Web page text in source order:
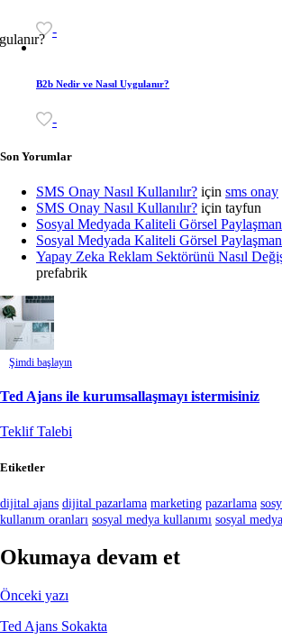
-
B2b Nedir ve Nasıl Uygulanır?
-
Son Yorumlar
SMS Onay Nasıl Kullanılır? için sms onay
SMS Onay Nasıl Kullanılır? için tayfun
Sosyal Medyada Kaliteli Görsel
Sosyal Medyada Kaliteli Görsel
Yapay Zeka Reklam Sektörünü Nasıl
prefabrik
Şimdi başlayın
Ted Ajans ile kurumsallaşmayı istermisiniz
Teklif Talebi
Etiketler
dijital ajans dijital pazarlama marketing pazarlama
kullanım oranları sosyal medya kullanımı sosyal
Okumaya devam et
Önceki yazı
Ted Ajans Sokakta